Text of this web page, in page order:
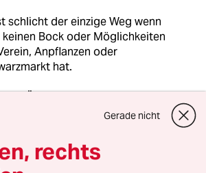
schlicht der einzige Weg wenn
keinen Bock oder Möglichkeiten
Anpflanzen oder
hat.
nicht gerecht wenn man an
bekommt.
Gerade nicht
rechts